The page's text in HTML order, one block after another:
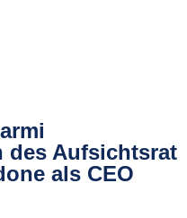
des Aufsichtsrat
als CEO